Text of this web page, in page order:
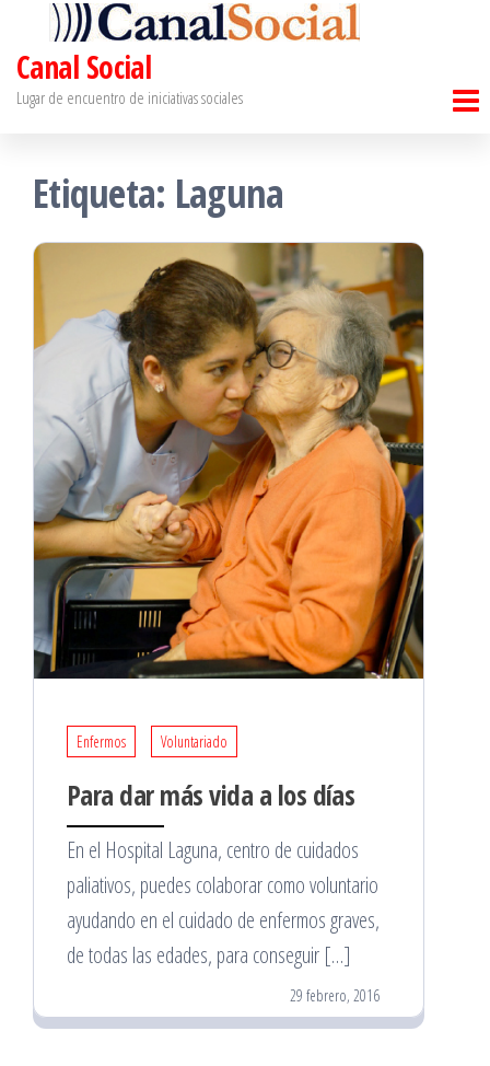
contenido
Canal Social
Lugar de encuentro de iniciativas sociales
Etiqueta: Laguna
Enfermos Voluntariado
Para dar más vida a los días
En el Hospital Laguna, centro de cuidados
paliativos, puedes colaborar como voluntario
ayudando en el cuidado de enfermos graves,
de todas las edades, para conseguir […]
29 febrero, 2016